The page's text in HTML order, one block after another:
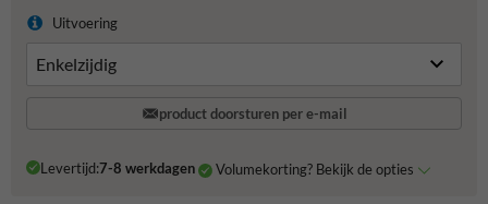
Uitvoering
product doorsturen per e-mail
Levertijd:7-8 werkdagen Volumekorting? Bekijk de opties